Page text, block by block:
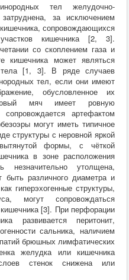
инородных тел желудочно-
за исключением
сопровождающихся
кишечника [2, 3].
со скоплением газа и
кишечника может являться
тела [1, 3]. В ряде случаев
тел, если они имеют
обусловленное их
мяч имеет ровную
артефактом
могут иметь типичное
структуры с неровной яркой
формы, с чёткой
в зоне расположения
утолщена,
различного диаметра и
гиперэхогенные структуры,
могут сопровождаться
[3]. При перфорации
развивается перитонит,
сальника, наличием
брюшных лимфатических
желудка или кишечника
стенок снижена или